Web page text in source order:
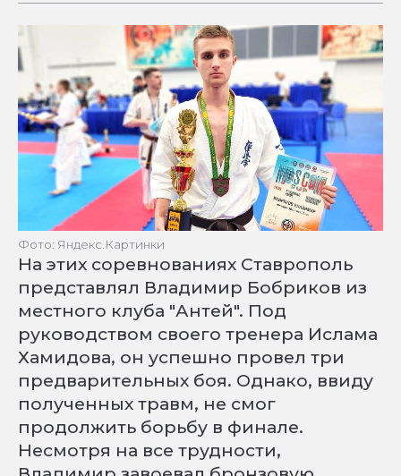
Фото: Яндекс.Картинки
На этих соревнованиях Ставрополь
представлял Владимир Бобриков из
местного клуба "Антей". Под
руководством своего тренера Ислама
Хамидова, он успешно провел три
предварительных боя. Однако, ввиду
полученных травм, не смог
продолжить борьбу в финале.
Несмотря на все трудности,